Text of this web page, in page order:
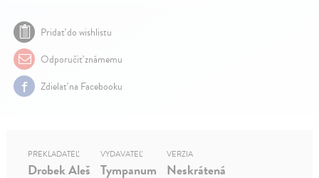
Pridať do wishlistu
Odporučiť známemu
Zdielať na Facebooku
PREKLADATEĽ
Drobek Aleš
VYDAVATEĽ
Tympanum
VERZIA
Neskrátená